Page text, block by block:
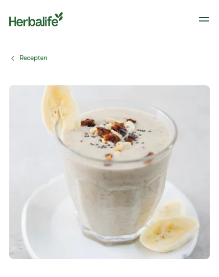
Recepten